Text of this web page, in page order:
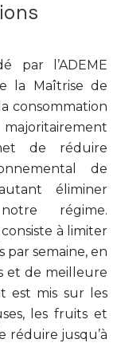
par l’ADEME
la Maîtrise de
consommation
de réduire
de
éliminer
régime.
à limiter
par semaine, en
et de meilleure
est mis sur les
les fruits et
réduire jusqu’à